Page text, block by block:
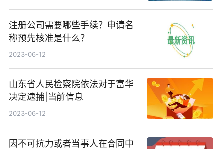
注册公司需要哪些手续？申请名
称预先核准是什么？
2023-06-12
山东省人民检察院依法对于富华
决定逮捕|当前信息
2023-06-12
因不可抗力或者当事人在合同中